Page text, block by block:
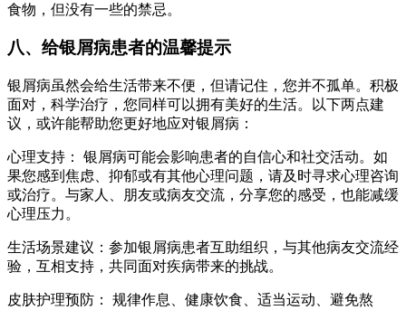
食物，但没有一些的禁忌。
八、给银屑病患者的温馨提示
银屑病虽然会给生活带来不便，但请记住，您并不孤单。积极
面对，科学治疗，您同样可以拥有美好的生活。以下两点建
议，或许能帮助您更好地应对银屑病：
心理支持： 银屑病可能会影响患者的自信心和社交活动。如
果您感到焦虑、抑郁或有其他心理问题，请及时寻求心理咨询
或治疗。与家人、朋友或病友交流，分享您的感受，也能减缓
心理压力。
生活场景建议：参加银屑病患者互助组织，与其他病友交流经
验，互相支持，共同面对疾病带来的挑战。
皮肤护理预防： 规律作息、健康饮食、适当运动、避免熬